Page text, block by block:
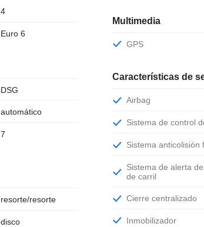
4
Euro 6
DSG
automático
7
resorte/resorte
disco
Multimedia
GPS
Características de
Airbag
Sistema de control
Sistema anticolisión
Sistema de alerta de cambio involuntario
de carril
Cierre centralizado
Inmobilizador